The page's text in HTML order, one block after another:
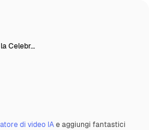
Celebr…
di video IAe aggiungi fantastici